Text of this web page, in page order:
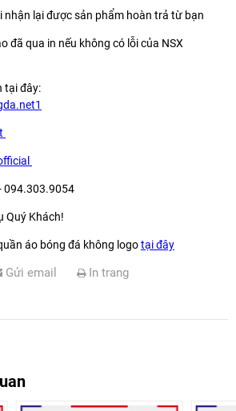
nhận lại được sản phẩm hoàn trả từ bạn
đã qua in nếu không có lỗi của NSX
tại đây:
094.303.9054
Quý Khách!
áo bóng đá không logotại đây
Gửi email In trang